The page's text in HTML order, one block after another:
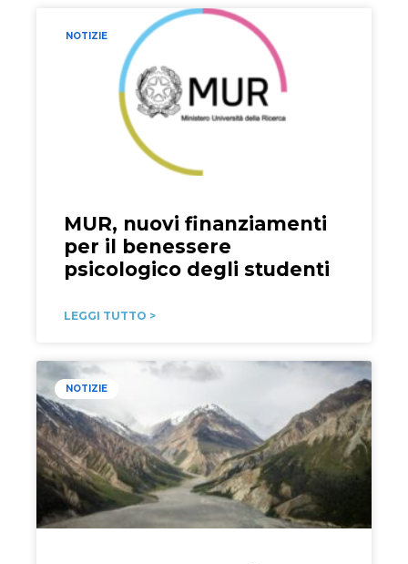
NOTIZIE
MUR, nuovi finanziamenti
per il benessere
psicologico degli studenti
LEGGI TUTTO >
NOTIZIE